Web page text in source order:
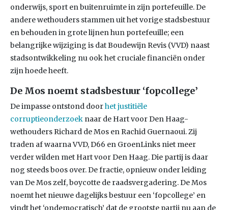
onderwijs, sport en buitenruimte in zijn portefeuille. De
andere wethouders stammen uit het vorige stadsbestuur
en behouden in grote lijnen hun portefeuille; een
belangrijke wijziging is dat Boudewijn Revis (VVD) naast
stadsontwikkeling nu ook het cruciale financiën onder
zijn hoede heeft.
De Mos noemt stadsbestuur ‘fopcollege’
De impasse ontstond doorhet justitiële
corruptieonderzoek naar de Hart voor Den Haag-
wethouders Richard de Mos en Rachid Guernaoui. Zij
traden af waarna VVD, D66 en GroenLinks niet meer
verder wilden met Hart voor Den Haag. Die partij is daar
nog steeds boos over. De fractie, opnieuw onder leiding
van De Mos zelf, boycotte de raadsvergadering. De Mos
noemt het nieuwe dagelijks bestuur een ‘fopcollege’ en
vindt het ‘ondemocratisch’ dat de grootste partij nu aan de